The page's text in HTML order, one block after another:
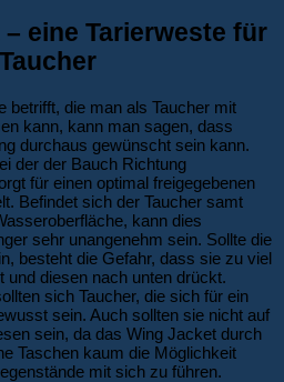
eine Tarierweste für
betrifft, die man als Taucher mit
kann, kann man sagen, dass
durchaus gewünscht sein kann.
der der Bauch Richtung
für einen optimal freigegebenen
Befindet sich der Taucher samt
kann dies
sehr unangenehm sein. Sollte die
besteht die Gefahr, dass sie zu viel
und diesen nach unten drückt.
sich Taucher, die sich für ein
sein. Auch sollten sie nicht auf
sein, da das Wing Jacket durch
Taschen kaum die Möglichkeit
mit sich zu führen.